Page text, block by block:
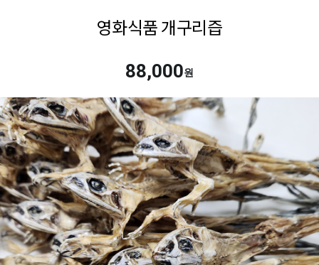
영화식품 개구리즙
88,000원